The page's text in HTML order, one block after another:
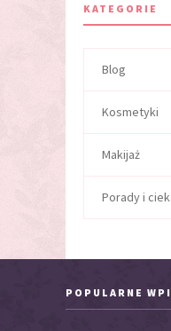
KATEGORIE
Blog
Kosmetyki
Makijaż
Porady i
POPULARNE